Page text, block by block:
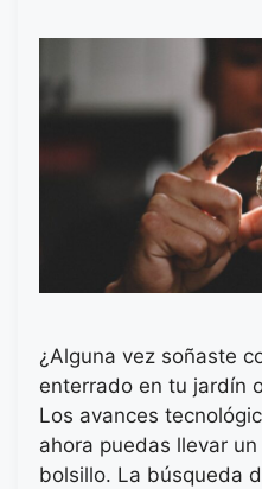
¿Alguna vez soñaste
enterrado en tu jardín
Los avances
ahora puedas llevar
bolsillo. La búsqueda